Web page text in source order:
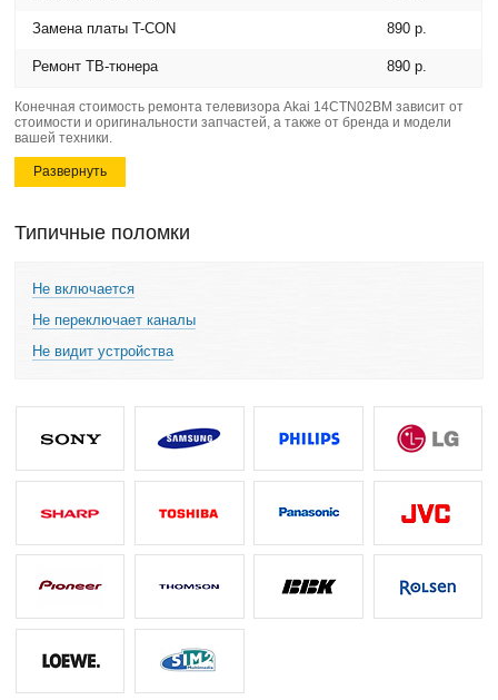
Замена платы T-CON 890 р.
Ремонт ТВ-тюнера 890 р.
Конечная стоимость ремонта телевизора Akai 14CTN02BМ зависит от
стоимости и оригинальности запчастей, а также от бренда и модели
вашей техники.
Развернуть
Типичные поломки
Не включается
Не переключает каналы
Не видит устройства